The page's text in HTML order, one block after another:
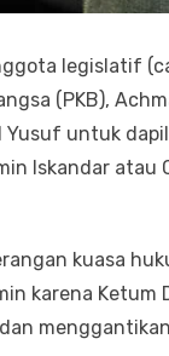
legislatif
(PKB),
Yusuf untuk
Iskandar atau
kuasa
karena Ketum